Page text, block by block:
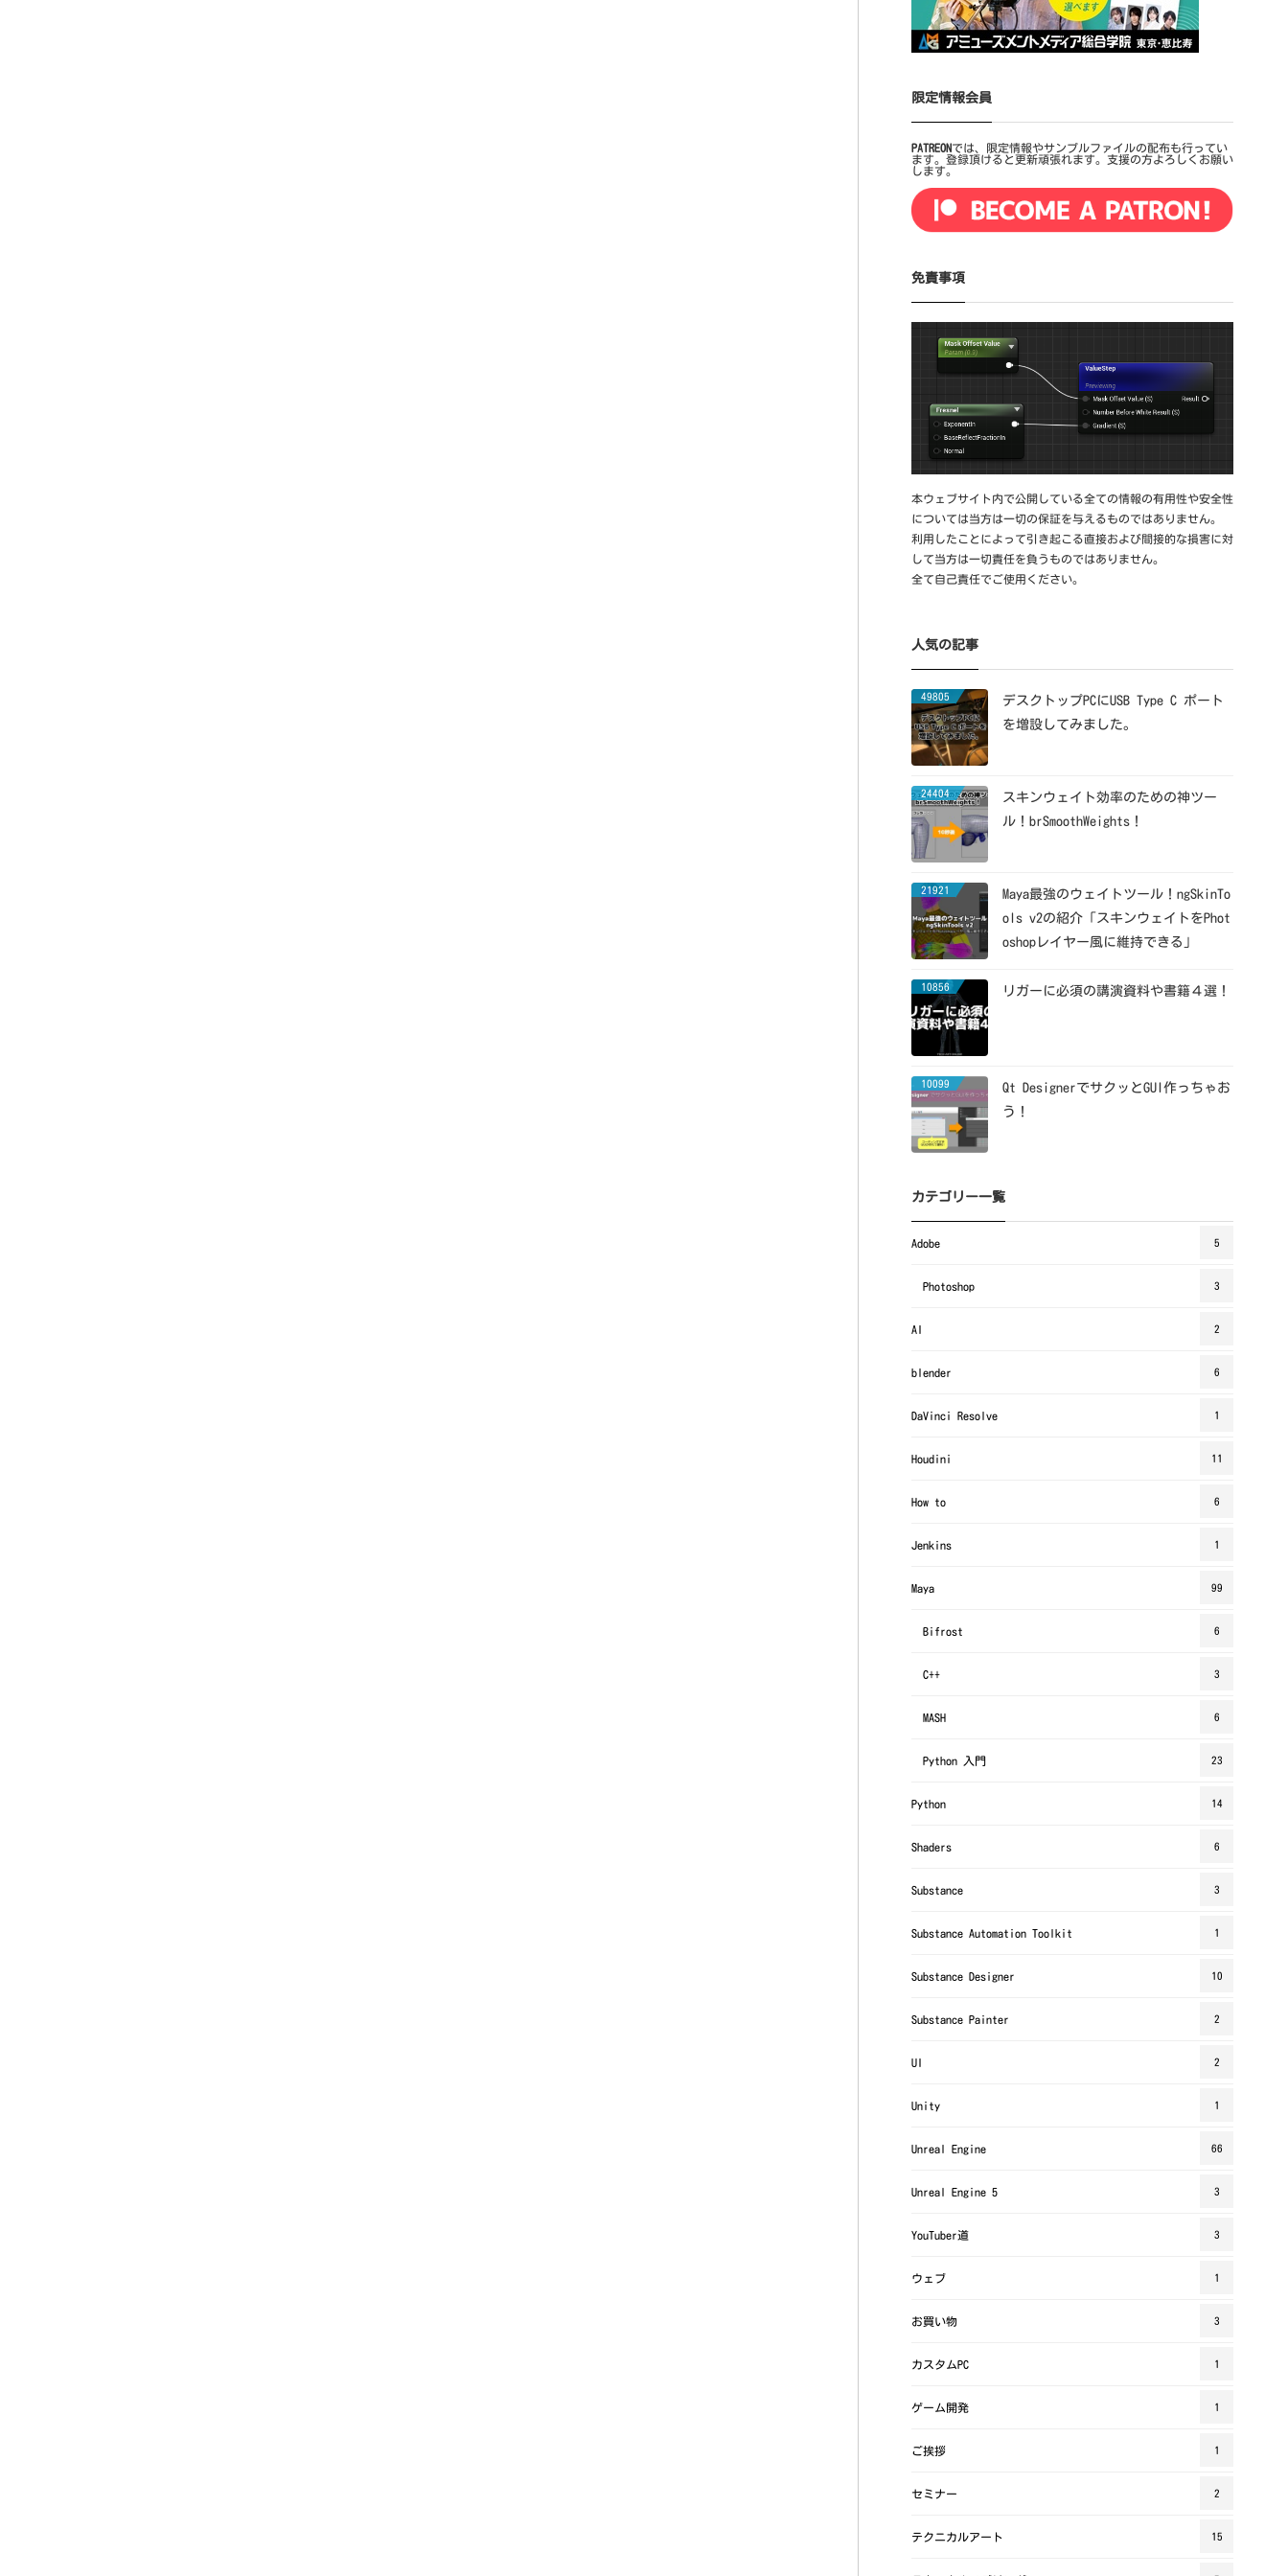
限定情報会員
PATREONでは、限定情報やサンプルファイルの配布も行ってい
ます。登録頂けると更新頑張れます。支援の方よろしくお願い
します。
免責事項
本ウェブサイト内で公開している全ての情報の有用性や安全性
については当方は一切の保証を与えるものではありません。
利用したことによって引き起こる直接および間接的な損害に対
して当方は一切責任を負うものではありません。
全て自己責任でご使用ください。
人気の記事
49805
デスクトップPCにUSB Type C ポート
を増設してみました。
24404
スキンウェイト効率のための神ツー
ル！brSmoothWeights！
21921
Maya最強のウェイトツール！ngSkinTo
ols v2の紹介「スキンウェイトをPhot
oshopレイヤー風に維持できる」
10856 リガーに必須の講演資料や書籍４選！
10099
Qt DesignerでサクッとGUI作っちゃお
う！
カテゴリー一覧
Adobe 5
Photoshop 3
AI 2
blender 6
DaVinci Resolve 1
Houdini 11
How to 6
Jenkins 1
Maya 99
Bifrost 6
C++ 3
MASH 6
Python 入門 23
Python 14
Shaders 6
Substance 3
Substance Automation Toolkit 1
Substance Designer 10
Substance Painter 2
UI 2
Unity 1
Unreal Engine 66
Unreal Engine 5 3
YouTuber道 3
ウェブ 1
お買い物 3
カスタムPC 1
ゲーム開発 1
ご挨拶 1
セミナー 2
テクニカルアート 15